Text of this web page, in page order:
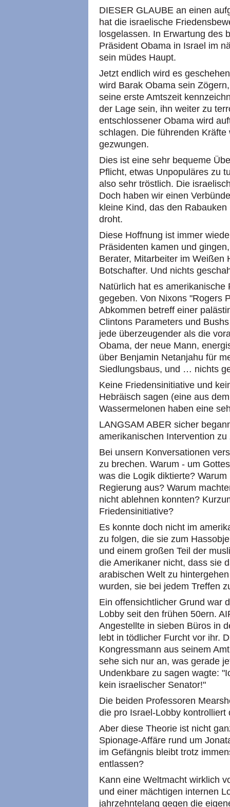
DIESER GLAUBE an einen
hat die israelische
losgelassen. In Erwartung des
Präsident Obama in Israel im
sein müdes Haupt.
Jetzt endlich wird es
wird Barak Obama sein
seine erste Amtszeit
der Lage sein, ihn weiter zu
entschlossener Obama wird
schlagen. Die führenden
gezwungen.
Dies ist eine sehr bequeme
Pflicht, etwas Unpopuläres zu
also sehr tröstlich. Die
Doch haben wir einen
kleine Kind, das den
droht.
Diese Hoffnung ist immer
Präsidenten kamen und
Berater, Mitarbeiter im Weißen
Botschafter. Und nichts
Natürlich hat es
gegeben. Von Nixons "Rogers
Abkommen betreff einer
Clintons Parameters und
jede überzeugender als die
Obama, der neue Mann,
über Benjamin Netanjahu für
Siedlungsbaus, und … nichts
Keine Friedensinitiative und
Hebräisch sagen (eine aus
Wassermelonen haben eine
LANGSAM ABER sicher
amerikanischen Intervention zu
Bei unsern Konversationen
zu brechen. Warum - um
was die Logik diktierte?
Regierung aus? Warum
nicht ablehnen konnten?
Friedensinitiative?
Es konnte doch nicht im
zu folgen, die sie zum
und einem großen Teil der
die Amerikaner nicht, dass sie
arabischen Welt zu
wurden, sie bei jedem Treffen
Ein offensichtlicher Grund war
Lobby seit den frühen 50ern.
Angestellte in sieben Büros in
lebt in tödlicher Furcht vor ihr.
Kongressmann aus seinem
sehe sich nur an, was gerade
Undenkbare zu sagen wagte:
kein israelischer Senator!"
Die beiden Professoren
die pro Israel-Lobby
Aber diese Theorie ist nicht
Spionage-Affäre rund um
im Gefängnis bleibt trotz
entlassen?
Kann eine Weltmacht wirklich
und einer mächtigen internen
jahrzehntelang gegen die